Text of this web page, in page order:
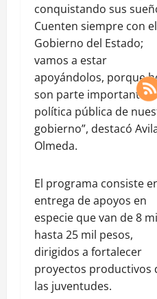
conquistando sus
Cuenten siempre con el
Gobierno del Estado;
vamos a estar
apoyándolos, porque
son parte importante
política pública de
gobierno”, destacó
Olmeda.
El programa consiste
entrega de apoyos en
especie que van de 8
hasta 25 mil pesos,
dirigidos a fortalecer
proyectos productivos
las juventudes.